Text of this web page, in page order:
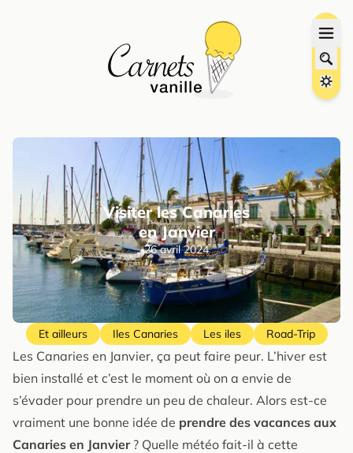
Visiter les Canaries
en Janvier
26 avril 2024
Et ailleurs Iles Canaries Les iles Road-Trip
Les Canaries en Janvier, ça peut faire peur. L’hiver est
bien installé et c’est le moment où on a envie de
s’évader pour prendre un peu de chaleur. Alors est-ce
vraiment une bonne idée de prendre des vacances aux
Canaries en Janvier? Quelle météo fait-il à cette